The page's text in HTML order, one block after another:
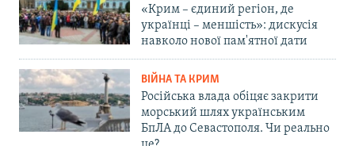
«Крим – єдиний регіон, де
українці – меншість»: дискусія
навколо нової пам'ятної дати
ВІЙНА ТА КРИМ
Російська влада обіцяє закрити
морський шлях українським
БпЛА до Севастополя. Чи реально